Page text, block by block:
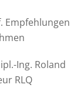
Empfehlungen
Ing. Roland
RLQ